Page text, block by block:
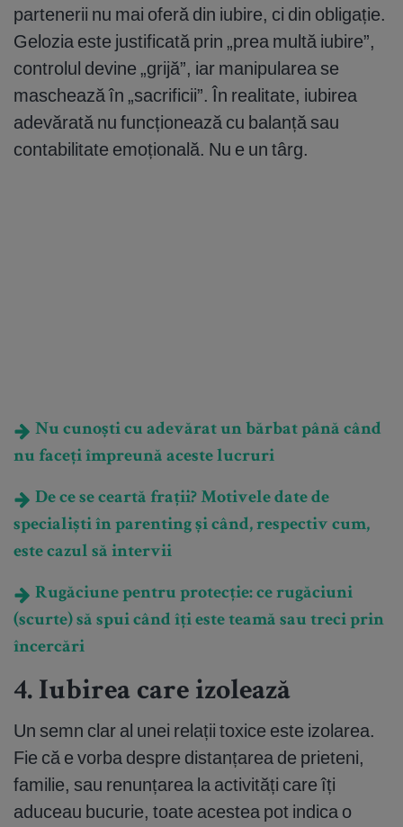
partenerii nu mai oferă din iubire, ci din obligație.
Gelozia este justificată prin „prea multă iubire”,
controlul devine „grijă”, iar manipularea se
maschează în „sacrificii”. În realitate, iubirea
adevărată nu funcționează cu balanță sau
contabilitate emoțională. Nu e un târg.
Nu cunoști cu adevărat un bărbat până când
nu faceți împreună aceste lucruri
De ce se ceartă frații? Motivele date de
specialiști în parenting și când, respectiv cum,
este cazul să intervii
Rugăciune pentru protecție: ce rugăciuni
(scurte) să spui când îți este teamă sau treci prin
încercări
4. Iubirea care izolează
Un semn clar al unei relații toxice este izolarea.
Fie că e vorba despre distanțarea de prieteni,
familie, sau renunțarea la activități care îți
aduceau bucurie, toate acestea pot indica o